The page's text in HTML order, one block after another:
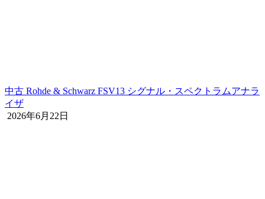
中古 Rohde & Schwarz FSV13 シグナル・スペクトラムアナラ
イザ
2026年6月22日